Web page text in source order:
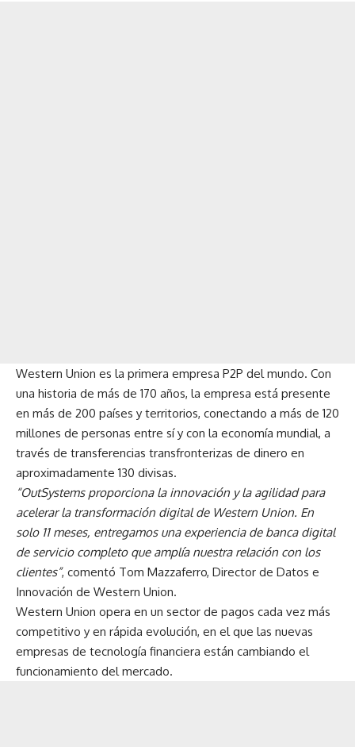
Western Union es la primera empresa P2P del mundo. Con
una historia de más de 170 años, la empresa está presente
en más de 200 países y territorios, conectando a más de 120
millones de personas entre sí y con la economía mundial, a
través de transferencias transfronterizas de dinero en
aproximadamente 130 divisas.
“OutSystems proporciona la innovación y la agilidad para
acelerar la transformación digital de Western Union. En
solo 11 meses, entregamos una experiencia de banca digital
de servicio completo que amplía nuestra relación con los
clientes”, comentó Tom Mazzaferro, Director de Datos e
Innovación de Western Union.
Western Union opera en un sector de pagos cada vez más
competitivo y en rápida evolución, en el que las nuevas
empresas de tecnología financiera están cambiando el
funcionamiento del mercado.